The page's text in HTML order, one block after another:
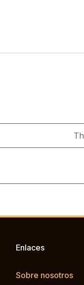
Enlaces
Sobre nosotros